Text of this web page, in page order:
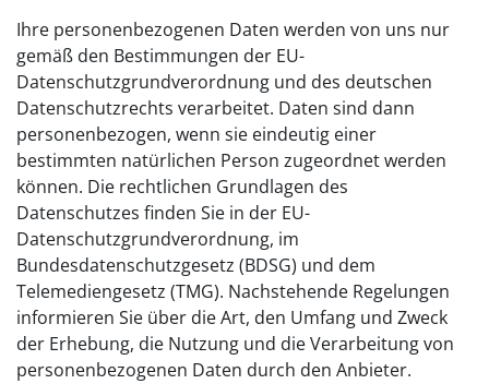
Ihre personenbezogenen Daten werden von uns nur
gemäß den Bestimmungen der EU-
Datenschutzgrundverordnung und des deutschen
Datenschutzrechts verarbeitet. Daten sind dann
personenbezogen, wenn sie eindeutig einer
bestimmten natürlichen Person zugeordnet werden
können. Die rechtlichen Grundlagen des
Datenschutzes finden Sie in der EU-
Datenschutzgrundverordnung, im
Bundesdatenschutzgesetz (BDSG) und dem
Telemediengesetz (TMG). Nachstehende Regelungen
informieren Sie über die Art, den Umfang und Zweck
der Erhebung, die Nutzung und die Verarbeitung von
personenbezogenen Daten durch den Anbieter.